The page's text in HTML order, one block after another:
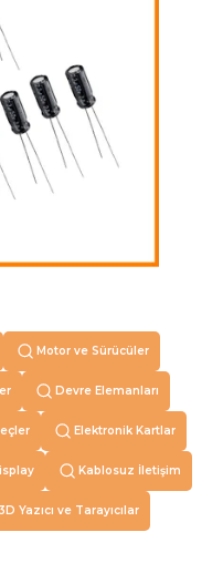
Motor ve Sürücüler
Devre Elemanları
Elektronik Kartlar
Kablosuz İletişim
3D Yazıcı ve Tarayıcılar